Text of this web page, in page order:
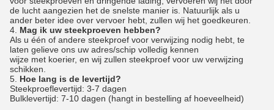
de lucht aangezien het de snelste manier is. Natuurlijk als u
ander beter idee over vervoer hebt, zullen wij het goedkeuren.
4. Mag ik uw steekproeven hebben?
Als u één of andere steekproef voor verwijzing nodig hebt, te
laten gelieve ons uw adres/schip volledig kennen
wijze met koerier, en wij zullen steekproef voor uw verwijzing
schikken.
5. Hoe lang is de levertijd?
Steekproeflevertijd: 3-7 dagen
Bulklevertijd: 7-10 dagen (hangt in bestelling af hoeveelheid)